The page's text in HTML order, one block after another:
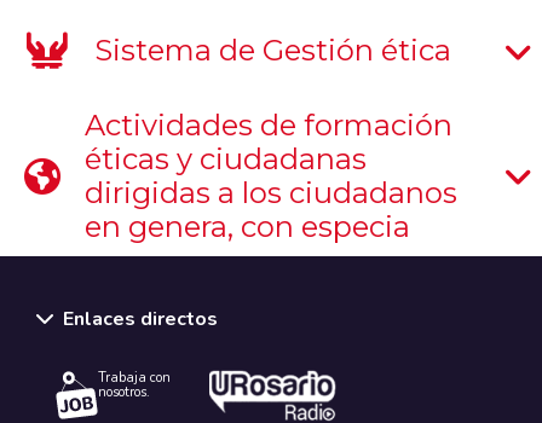
Sistema de Gestión ética
Actividades de formación
éticas y ciudadanas
dirigidas a los ciudadanos
en genera, con especia
Enlaces directos
Trabaja con
nosotros.